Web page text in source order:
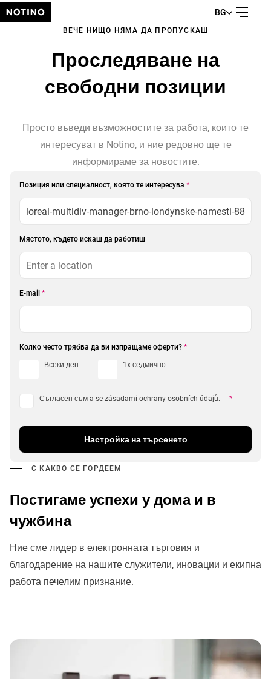
BG
ВЕЧЕ НИЩО НЯМА ДА ПРОПУСКАШ
Проследяване на
свободни позиции
Просто въведи възможностите за работа, които те
интересуват в Notinо, и ние редовно ще те
информираме за новостите.
Позиция или специалност, която те интересува *
Мястото, където искаш да работиш
E-mail *
Колко често трябва да ви изпращаме оферти? *
Всеки ден 1x седмично
Съгласен съм a se zásadami ochrany osobních údajů. *
Настройка на търсенето
С КАКВО СЕ ГОРДЕЕМ
Постигаме успехи у дома и в
чужбина
Ние сме лидер в електронната търговия и
благодарение на нашите служители, иновации и екипна
работа печелим признание.